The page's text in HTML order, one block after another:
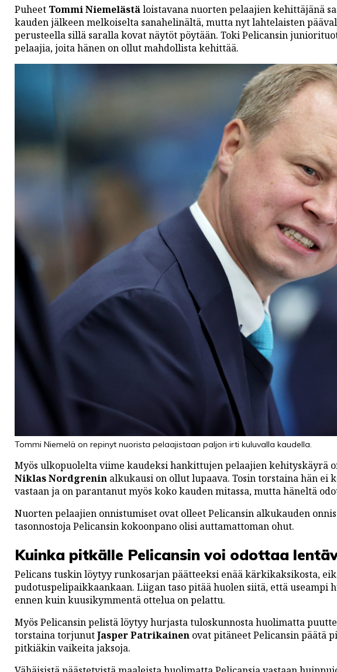
Puheet Tommi Niemelästäloistavana nuorten pelaajien kehittäjänä
kauden jälkeen melkoiselta sanahelinältä, mutta nyt lahtelaisten
perusteella sillä saralla kovat näytöt pöytään. Toki Pelicansin
pelaajia, joita hänen on ollut mahdollista kehittää.
Tommi Niemelä on repinyt nuorista pelaajistaan paljon irti kuluvalla kaudella.
Myös ulkopuolelta viime kaudeksi hankittujen pelaajien kehityskäyrä
Niklas Nordgrenin alkukausi on ollut lupaava. Tosin torstaina hän ei
vastaan ja on parantanut myös koko kauden mitassa, mutta häneltä
Nuorten pelaajien onnistumiset ovat olleet Pelicansin alkukauden
tasonnostoja Pelicansin kokoonpano olisi auttamattoman ohut.
Kuinka pitkälle Pelicansin voi odottaa
Pelicans tuskin löytyy runkosarjan päätteeksi enää kärkikaksikosta,
pudotuspelipaikkaankaan. Liigan taso pitää huolen siitä, että
ennen kuin kuusikymmentä ottelua on pelattu.
Myös Pelicansin pelistä löytyy hurjasta tuloskunnosta huolimatta
torstaina torjunutJasper Patrikainen ovat pitäneet Pelicansin päätä
pitkiäkin vaikeita jaksoja.